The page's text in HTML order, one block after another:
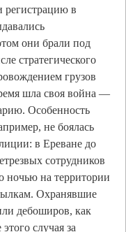
регистрацию в
они брали под
стратегического
грузов
шла своя война —
Особенность
не боялась
в Ереване до
сотрудников
ночью на территории
Охранявшие
дебоширов, как
случая за